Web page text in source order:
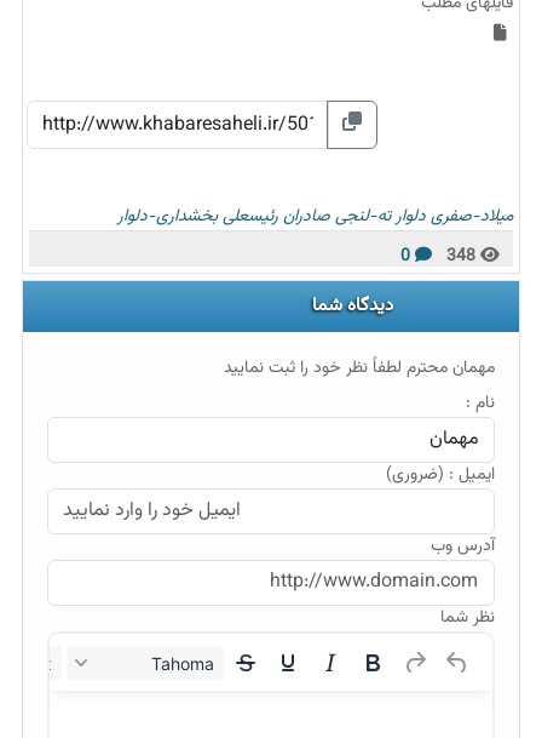
میلاد-صفریدلوارته-لنجیصادرانرئیسعلیبخشداری-دلوار
دیدگاه شما
مهمان محترم لطفاً نظر خود را ثبت نمایید
نام :
ایمیل : (ضروری)
آدرس وب
نظر شما
Tahoma
12px